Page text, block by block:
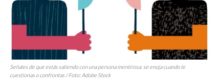
Señales de que estás saliendo con una persona mentirosa: se enoja cuando le
cuestionas o confrontas / Foto: Adobe Stock